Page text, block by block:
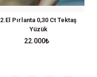
2.El Pırlanta 0,30 Ct Tektaş
Yüzük
22.000₺